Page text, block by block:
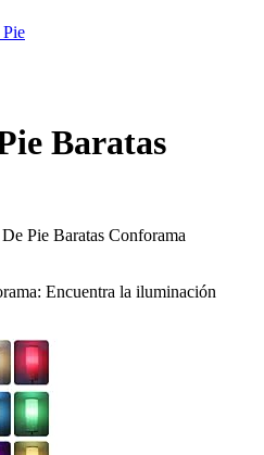
Baratas
Pie Baratas Conforama
Encuentra la iluminación